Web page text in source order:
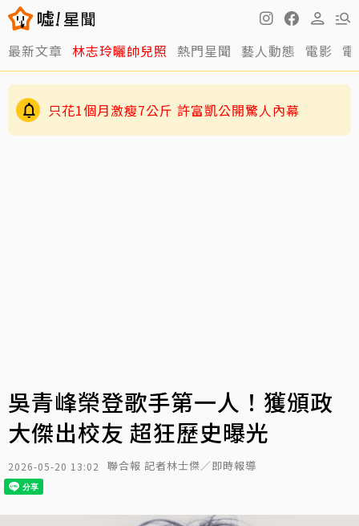
最新文章 林志玲曬帥兒照 熱門星聞 藝人動態 電影
只花1個月激瘦7公斤 許富凱公開驚人內幕
吳青峰榮登歌手第一人！獲頒政
大傑出校友 超狂歷史曝光
2026-05-20 13:02 聯合報 記者林士傑／即時報導